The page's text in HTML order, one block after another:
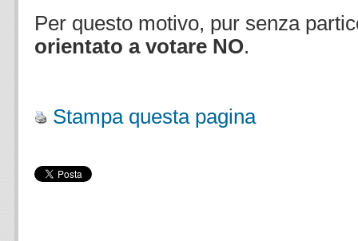
Per questo motivo, pur senza
orientato a votare NO.
Stampa questa pagina